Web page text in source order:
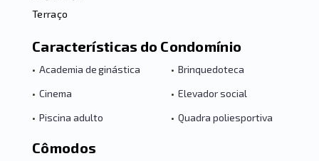
Terraço
Características do Condomínio
• Academia de ginástica • Brinquedoteca
• Cinema • Elevador social
• Piscina adulto • Quadra poliesportiva
Cômodos